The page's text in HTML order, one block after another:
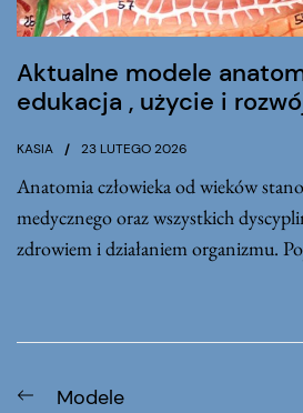
Aktualne modele
edukacja , użycie i
KASIA 23 LUTEGO 2026
Anatomia człowieka od wieków
medycznego oraz wszystkich
zdrowiem i działaniem organizmu.
Nawigacja
PreviousModele